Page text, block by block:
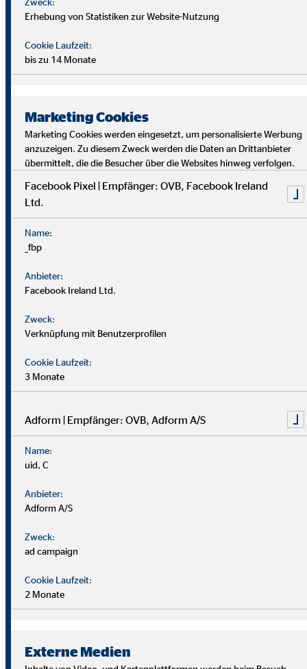
Bei uns findest du Sicherheit, Selbstbestimmung und
Flexibilität. Teamarbeit und Austausch stehen im
Mittelpunkt. Dein Alltag ist vielfältig, da jede*r Kund*in
individuelle Lösungen braucht. Als OVB-Berater*in
unterstützt du Kund*innen, die richtigen finanziellen
Entscheidungen zu treffen.
Wir suchen Persönlichkeiten mit Charakter, die aus dem
Du musst kein Finanzprofi sein – unsere Ausbildung bereitet
Erhebung von Statistiken zur Website-Nutzung
Cookie Laufzeit:
bis zu 14 Monate
Marketing Cookies
Marketing Cookies werden eingesetzt, um personalisierte Werbung
anzuzeigen. Zu diesem Zweck werden die Daten an Drittanbieter
übermittelt, die die Besucher über die Websites hinweg verfolgen.
Facebook Pixel | Empfänger: OVB, Facebook Ireland
Ltd.
Name:
_fbp
Anbieter:
Facebook Ireland Ltd.
Zweck:
Verknüpfung mit Benutzerprofilen
Cookie Laufzeit:
3 Monate
Adform | Empfänger: OVB, Adform A/S
Name:
uid, C
Anbieter:
Adform A/S
Zweck:
ad campaign
Cookie Laufzeit:
2 Monate
Externe Medien